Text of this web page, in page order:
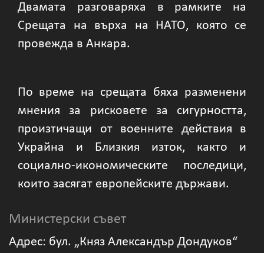
Двамата разговаряха в рамките на
Срещата на върха на НАТО, която се
провежда в Анкара.
По време на срещата бяха разменени
мнения за рисковете за сигурността,
произтичащи от военните действия в
Украйна и Близкия изток, както и
социално-икономическите последици,
които засягат европейските държави.
Министерски съвет
Адрес: бул. „Княз Александър Дондуков“